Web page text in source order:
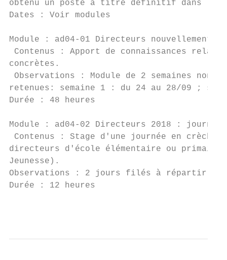
obtenu un poste à titre définitif dans le
Dates : Voir modules
Module : ad04-01 Directeurs nouvellement
Contenus : Apport de connaissances
concrètes.
Observations : Module de 2 semaines
retenues: semaine 1 : du 24 au 28/09 ;
Durée : 48 heures
Module : ad04-02 Directeurs 2018 :
Contenus : Stage d'une journée en
directeurs d'école élémentaire ou
Jeunesse).
Observations : 2 jours filés à répartir
Durée : 12 heures